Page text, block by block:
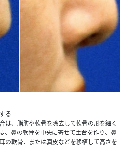
る
は、脂肪や軟骨を除去して軟骨の形を細く
、鼻の軟骨を中央に寄せて土台を作り、鼻
の軟骨、または真皮などを移植して高さを